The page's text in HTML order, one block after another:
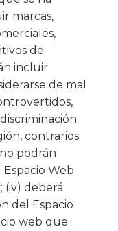
marcas,
de
incluir
de mal
contrarios
podrán
Web
(iv) deberá
del Espacio
web que